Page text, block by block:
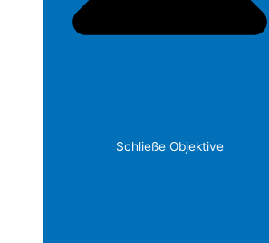
Schließe Objektive